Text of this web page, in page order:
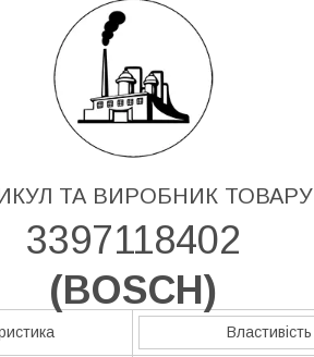
ТА ВИРОБНИК ТОВАРУ
3397118402
(BOSCH)
Властивість